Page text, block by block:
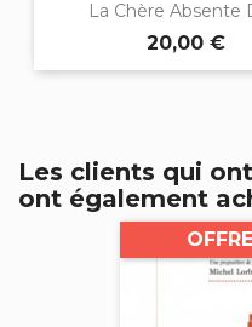
La Chère Absente
20,00 €
Les clients qui
ont également